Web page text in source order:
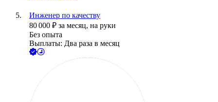
Инженер по качеству
80 000 ₽ за месяц, на руки
Без опыта
Выплаты: Два раза в месяц